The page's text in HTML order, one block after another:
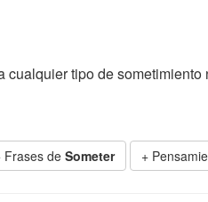
cualquier tipo de
Frases de Someter +